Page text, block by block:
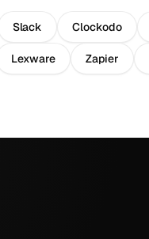
Slack Clockodo
Lexware Zapier